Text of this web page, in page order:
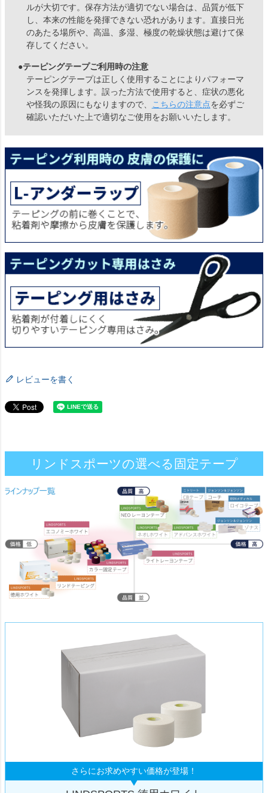
ルが大切です。保存方法が適切でない場合は、品質が低下
し、本来の性能を発揮できない恐れがあります。直接日光
のあたる場所や、高温、多湿、極度の乾燥状態は避けて保
存してください。
●テーピングテープご利用時の注意
テーピングテープは正しく使用することによりパフォーマ
ンスを発揮します。誤った方法で使用すると、症状の悪化
や怪我の原因にもなりますので、
こちらの注意点を必ずご
確認いただいた上で適切なご使用をお願いいたします。
レビューを書く
リンドスポーツの選べる固定テープ
さらにお求めやすい価格が登場！